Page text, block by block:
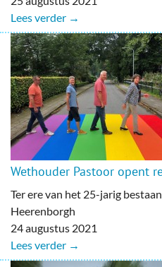
Lees verder →
Wethouder Pastoor opent
Ter ere van het 25-jarig
Heerenborgh
24 augustus 2021
Lees verder →